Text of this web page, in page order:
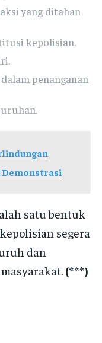
yang ditahan
kepolisian.
penanganan
Demonstrasi
satu bentuk
segera
dan
(***)